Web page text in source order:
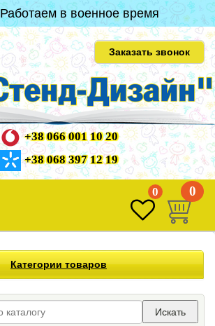
Работаем в военное время
Заказать звонок
+38 066 001 10 20
+38 068 397 12 19
0 0
Категории товаров
Искать